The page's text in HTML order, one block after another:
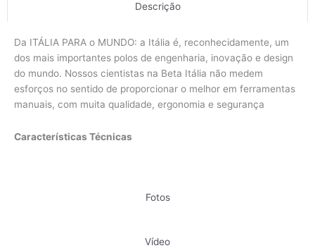
Descrição
Fotos
Vídeo
Da ITÁLIA PARA o MUNDO: a Itália é, reconhecidamente, um
dos mais importantes polos de engenharia, inovação e design
do mundo. Nossos cientistas na Beta Itália não medem
esforços no sentido de proporcionar o melhor em ferramentas
manuais, com muita qualidade, ergonomia e segurança
Características Técnicas